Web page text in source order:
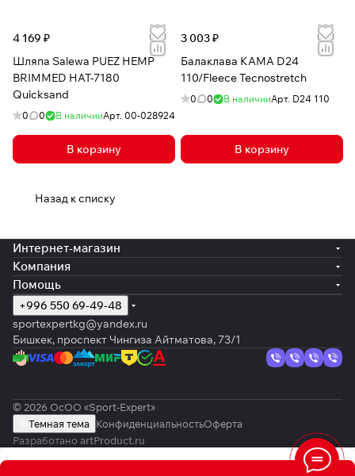
4 169 ₽
Шляпа Salewa PUEZ HEMP
BRIMMED HAT-7180
Quicksand
0 0 В наличииАрт. 00-028924
В корзину
3 003 ₽
Балаклава КАМА D24
110/Fleece Tecnostretch
0 0 В наличииАрт. D24 110
В корзину
Назад к списку
Интернет-магазин
Компания
Помощь
+996 550 69-49-48
sportexpertkg@yandex.ru
Бишкек, проспект Чингиза Айтматова, 73/1
© 2026 ОсОО «Sport-Expert»
Темная тема
КонфиденциальностьОферта
Разработано artProduct.ru